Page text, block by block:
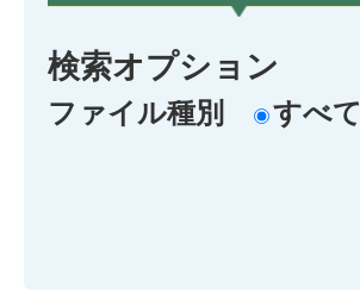
検索オプション
ファイル種別 すべて